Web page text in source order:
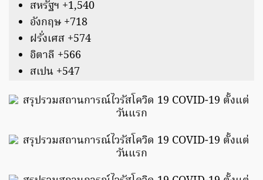
สหรัฐฯ +1,540
อังกฤษ +718
ฝรั่งเศส +574
อิตาลี +566
สเปน +547